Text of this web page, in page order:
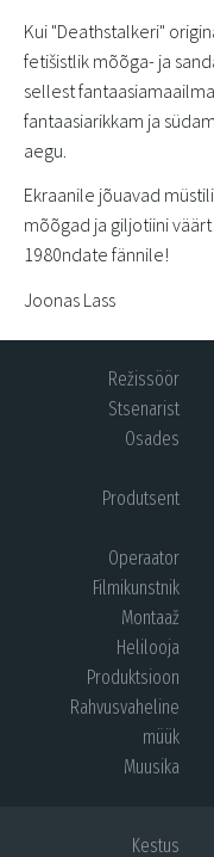
Kui "Deathstalkeri"
fetišistlik mõõga- ja
sellest
fantaasiarikkam ja
aegu.
Ekraanile jõuavad
mõõgad ja giljotiini
1980ndate fännile!
Joonas Lass
Režissöör
Stsenarist
Osades
Produtsent
Operaator
Filmikunstnik
Montaaž
Helilooja
Produktsioon
Rahvusvaheline
müük
Muusika
Kestus